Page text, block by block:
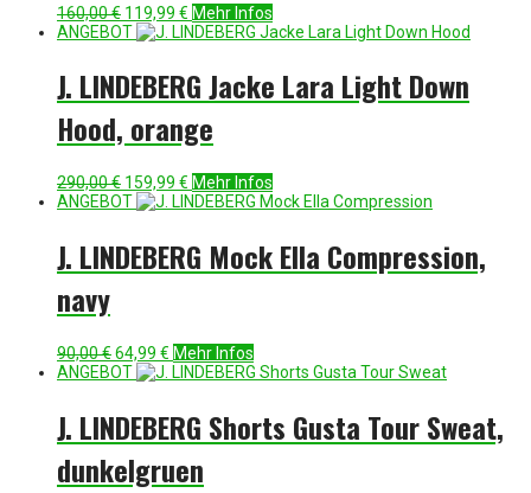
160,00€ Ursprünglicher
Preis
119,99 € Aktueller
Preis
Mehr Infos
ANGEBOT
J. LINDEBERG Jacke Lara Light Down
Hood, orange
290,00€ Ursprünglicher
Preis
159,99 € Aktueller
Preis
Mehr Infos
ANGEBOT
J. LINDEBERG Mock Ella Compression,
navy
90,00€Ursprünglicher
Preis
64,99 € Aktueller
Preis
Mehr Infos
ANGEBOT
J. LINDEBERG Shorts Gusta Tour Sweat,
dunkelgruen